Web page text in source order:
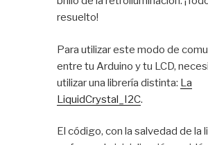
resuelto!
Para utilizar este modo de
entre tu Arduino y tu LCD,
utilizar una librería distinta: La
LiquidCrystal_I2C.
El código, con la salvedad de la